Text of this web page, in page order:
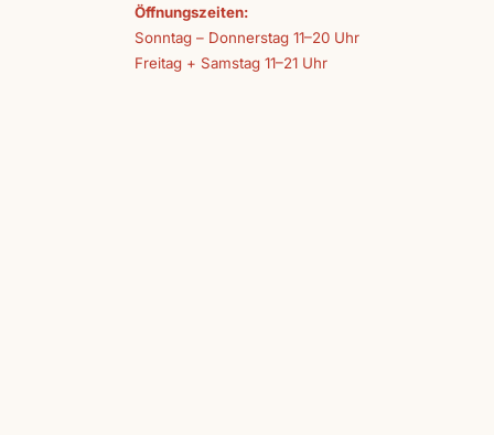
Öffnungszeiten:
Sonntag – Donnerstag 11–20 Uhr
Freitag + Samstag 11–21 Uhr